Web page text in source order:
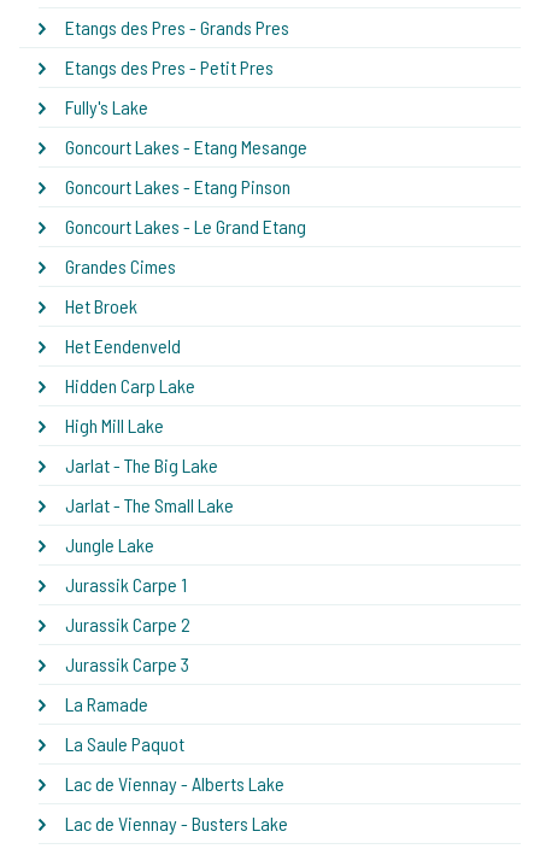
Etangs des Pres - Grands Pres
Etangs des Pres - Petit Pres
Fully's Lake
Goncourt Lakes - Etang Mesange
Goncourt Lakes - Etang Pinson
Goncourt Lakes - Le Grand Etang
Grandes Cimes
Het Broek
Het Eendenveld
Hidden Carp Lake
High Mill Lake
Jarlat - The Big Lake
Jarlat - The Small Lake
Jungle Lake
Jurassik Carpe 1
Jurassik Carpe 2
Jurassik Carpe 3
La Ramade
La Saule Paquot
Lac de Viennay - Alberts Lake
Lac de Viennay - Busters Lake